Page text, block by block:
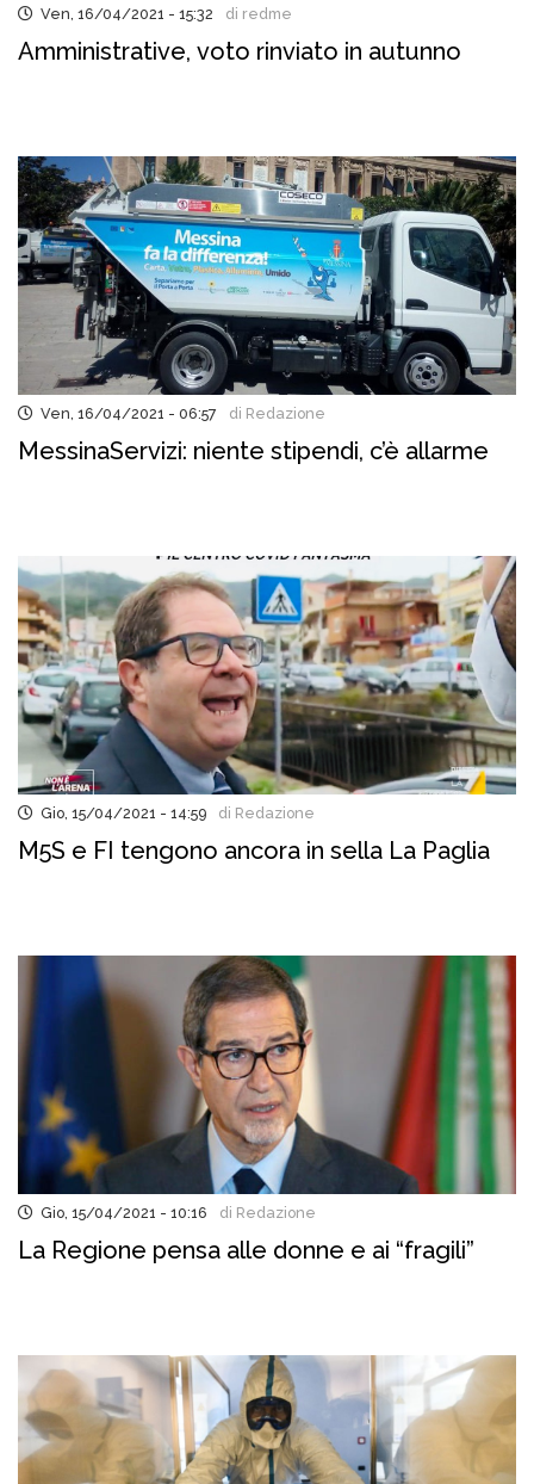
Ven, 16/04/2021 - 15:32 di redme
Amministrative, voto rinviato in autunno
Ven, 16/04/2021 - 06:57 di Redazione
MessinaServizi: niente stipendi, c’è allarme
Gio, 15/04/2021 - 14:59 di Redazione
M5S e FI tengono ancora in sella La Paglia
Gio, 15/04/2021 - 10:16 di Redazione
La Regione pensa alle donne e ai “fragili”